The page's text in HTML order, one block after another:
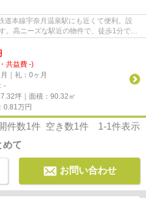
道本線宇奈月温泉駅にも近くて便利。設
。高ニーズな駅近の物件で、徒歩1分で駅
共益費 -)
｜礼：0ヶ月
-
坪｜面積：90.32㎡
0.81万円
件数1件 空き数1件 1-1件表示
めて
お問い合わせ